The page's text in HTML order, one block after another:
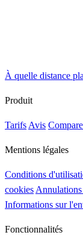
À quelle distance
Produit
Tarifs Avis
Mentions légales
Conditions
cookies Annulations
Informations sur
Fonctionnalités